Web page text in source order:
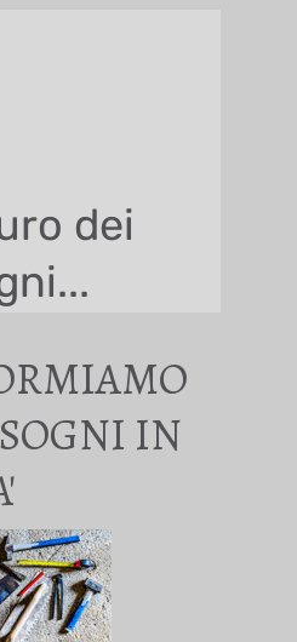
dei
IN